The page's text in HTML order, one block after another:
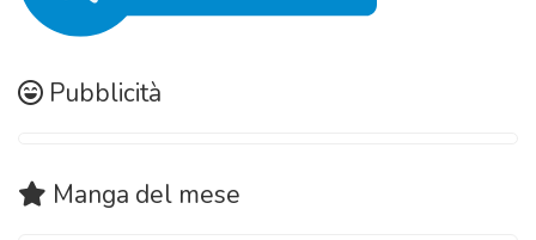
Pubblicità
Manga del mese